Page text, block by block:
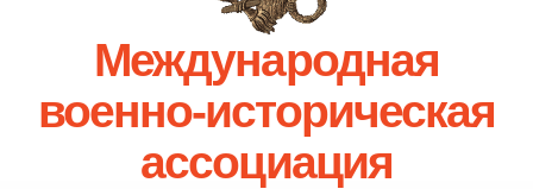
Международная
военно-историческая
ассоциация